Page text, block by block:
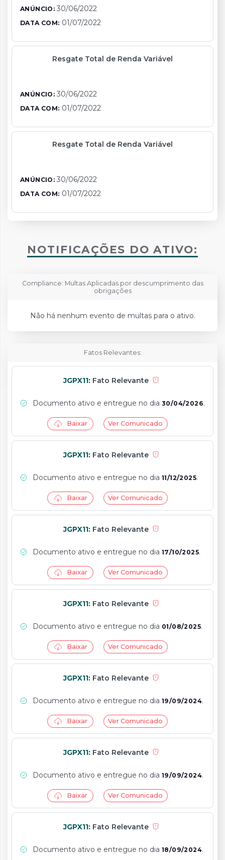
ANÚNCIO: 30/06/2022
DATA COM: 01/07/2022
Resgate Total de Renda Variável
ANÚNCIO: 30/06/2022
DATA COM: 01/07/2022
Resgate Total de Renda Variável
ANÚNCIO: 30/06/2022
DATA COM: 01/07/2022
NOTIFICAÇÕES DO ATIVO:
Compliance: Multas Aplicadas por descumprimento das
obrigações
Não há nenhum evento de multas para o ativo.
Fatos Relevantes:
JGPX11:Fato Relevante
Documento ativo e entregue no dia 30/04/2026.
Baixar Ver Comunicado
JGPX11:Fato Relevante
Documento ativo e entregue no dia 11/12/2025.
Baixar Ver Comunicado
JGPX11:Fato Relevante
Documento ativo e entregue no dia 17/10/2025.
Baixar Ver Comunicado
JGPX11:Fato Relevante
Documento ativo e entregue no dia 01/08/2025.
Baixar Ver Comunicado
JGPX11:Fato Relevante
Documento ativo e entregue no dia 19/09/2024.
Baixar Ver Comunicado
JGPX11:Fato Relevante
Documento ativo e entregue no dia 19/09/2024.
Baixar Ver Comunicado
JGPX11:Fato Relevante
Documento ativo e entregue no dia 18/09/2024.